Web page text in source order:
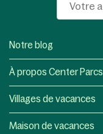
Notre blog
À propos Center Parcs
Villages de vacances
Maison de vacances